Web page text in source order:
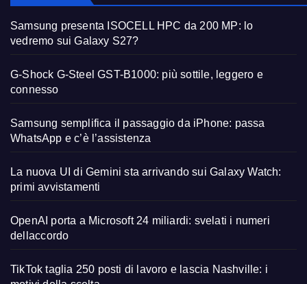
Samsung presenta ISOCELL HPC da 200 MP: lo
vedremo sui Galaxy S27?
G-Shock G-Steel GST-B1000: più sottile, leggero e
connesso
Samsung semplifica il passaggio da iPhone: passa
WhatsApp e c’è l’assistenza
La nuova UI di Gemini sta arrivando sui Galaxy Watch:
primi avvistamenti
OpenAI porta a Microsoft 24 miliardi: svelati i numeri
dellaccordo
TikTok taglia 250 posti di lavoro e lascia Nashville: i